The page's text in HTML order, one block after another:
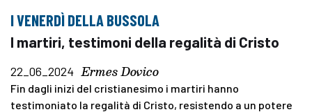
I VENERDÌ DELLA BUSSOLA
I martiri, testimoni della regalità di Cristo
22_06_2024 Ermes Dovico
Fin dagli inizi del cristianesimo i martiri hanno
testimoniato la regalità di Cristo, resistendo a un potere